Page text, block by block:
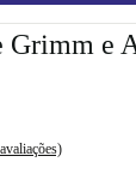
Grimm e